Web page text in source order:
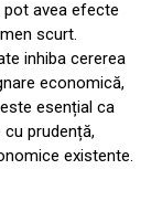
pot avea efecte
scurt.
inhiba cererea
economică,
esențial ca
prudență,
existente.